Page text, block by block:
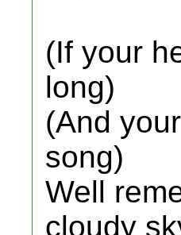
(If your
long)
(And
song)
Well
cloudy